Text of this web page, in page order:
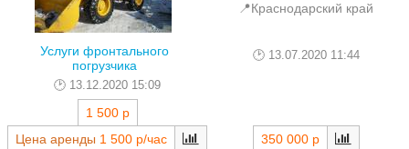
Услуги фронтального
погрузчика
13.12.2020 15:09
1 500 р
Цена аренды 1 500 р/час
📍Краснодарский край
13.07.2020 11:44
350 000 р